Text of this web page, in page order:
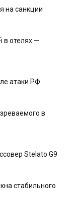
на санкции
в отелях —
атаки РФ
в
Stelato G9
стабильного